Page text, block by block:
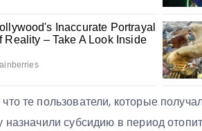
те пользователи, которые
субсидию в период